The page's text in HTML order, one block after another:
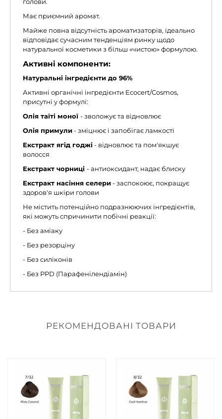
Має приємний аромат.
Майже повна відсутність ароматизаторів, ідеально
відповідає сучасним тенденціям ринку щодо
натуральної косметики з більш «чистою» формулою.
Активні компоненти:
Натуральні інгредієнти до 96%
Активні органічні інгредієнти Ecocert/Cosmos,
присутні у формулі:
Олія таїті моної - зволожує та відновлює
Олія примули- зміцнює і запобігає ламкості
Екстракт ягід годжі- відновлює та пом'якшує
волосся
Екстракт чорниці - антиоксидант, надає блиску
Екстракт насіння селери- заспокоює, покращує
здоров'я шкіри голови
Не містить потенційно подразнюючих інгредієнтів,
які можуть спричинити побічні реакції:
- Без аміаку
- Без резорціну
- Без силіконів
- Без PPD (Парафенілендіамін)
РЕКОМЕНДОВАНІ ТОВАРИ